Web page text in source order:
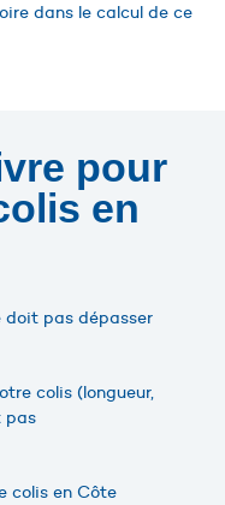
dans le calcul de ce
pour
en
doit pas dépasser
colis (longueur,
pas
colis en Côte